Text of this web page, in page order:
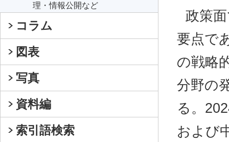
理・情報公開など
コラム
図表
写真
資料編
索引語検索
政策
要点で
の戦略
分野の
る。
および